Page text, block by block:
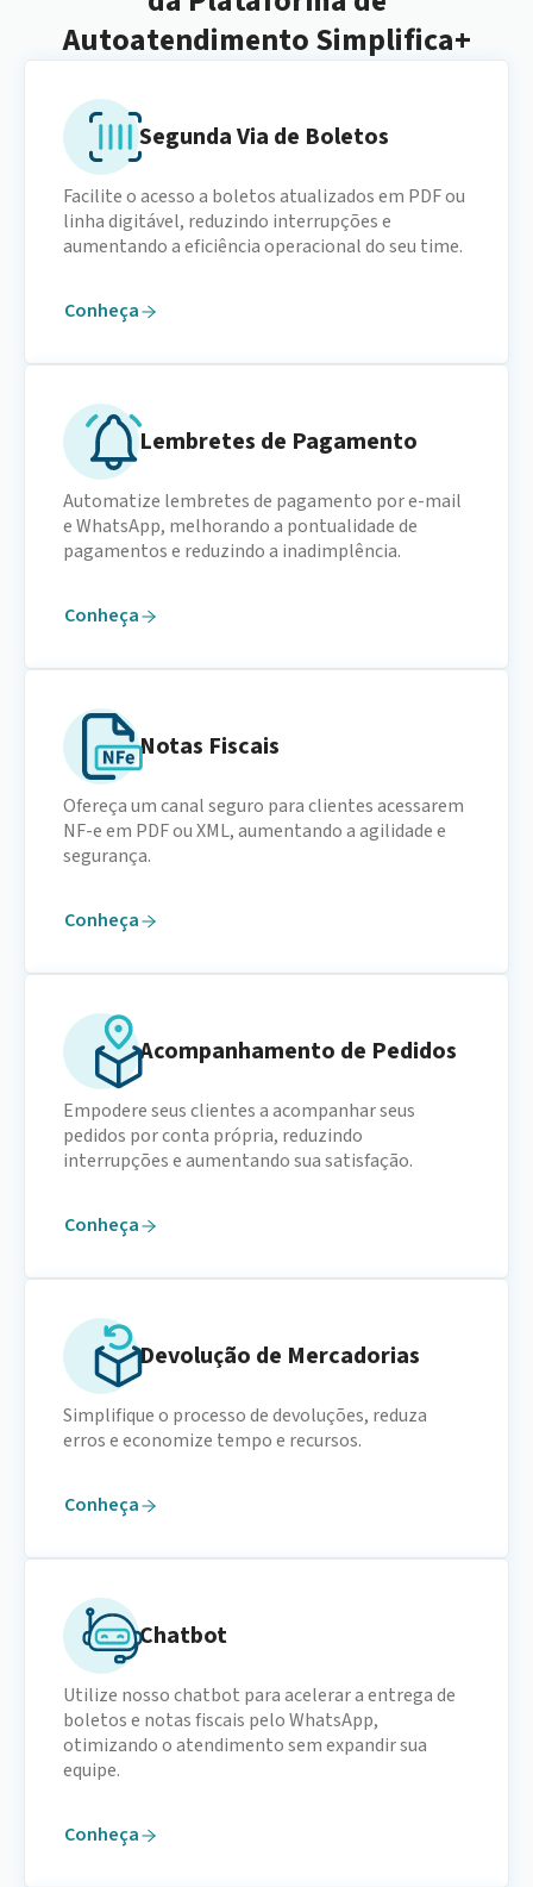
Autoatendimento Simplifica+
Segunda Via de Boletos
Facilite o acesso a boletos atualizados em PDF ou
linha digitável, reduzindo interrupções e
aumentando a eficiência operacional do seu time.
Conheça
Lembretes de Pagamento
Automatize lembretes de pagamento por e-mail
e WhatsApp, melhorando a pontualidade de
pagamentos e reduzindo a inadimplência.
Conheça
Notas Fiscais
Ofereça um canal seguro para clientes acessarem
NF-e em PDF ou XML, aumentando a agilidade e
segurança.
Conheça
Acompanhamento de Pedidos
Empodere seus clientes a acompanhar seus
pedidos por conta própria, reduzindo
interrupções e aumentando sua satisfação.
Conheça
Devolução de Mercadorias
Simplifique o processo de devoluções, reduza
erros e economize tempo e recursos.
Conheça
Chatbot
Utilize nosso chatbot para acelerar a entrega de
boletos e notas fiscais pelo WhatsApp,
otimizando o atendimento sem expandir sua
equipe.
Conheça